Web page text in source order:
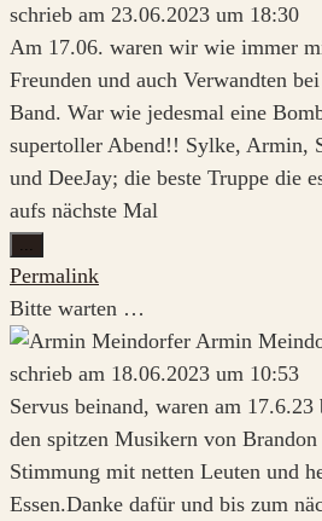
schrieb am 23.06.2023 um 18:30
Am 17.06. waren wir wie immer
Freunden und auch Verwandten
Band. War wie jedesmal eine
supertoller Abend!! Sylke, Armin,
und DeeJay; die beste Truppe die
aufs nächste Mal
...
Metabox
ein-/ausblenden.
Permalink
Bitte warten …
Armin
schrieb am 18.06.2023 um 10:53
Servus beinand, waren am
den spitzen Musikern von
Stimmung mit netten Leuten und
Essen.Danke dafür und bis zum